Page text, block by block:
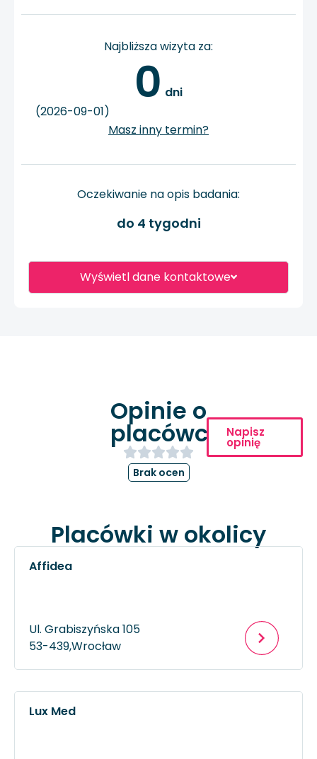
Wyświetl dane kontaktowe
Najbliższa wizyta za:
0 dni
(2026-09-01)
Masz inny termin?
Oczekiwanie na opis badania:
do 4 tygodni
Opinie o
placówce
Brak ocen
Napisz
opinię
Placówki w okolicy
Affidea
Ul. Grabiszyńska 105
53-439,Wrocław
Lux Med